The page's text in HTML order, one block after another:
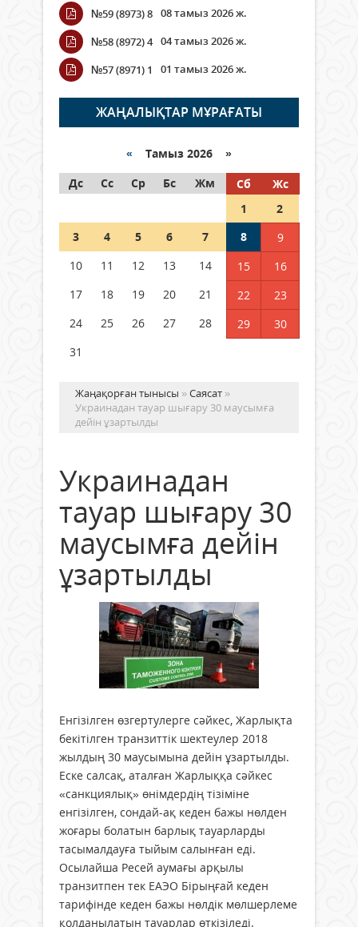
06 тамыз 2026 ж.
Wi-Fi ҚАБЫРҒА АРҚЫЛЫ ҚАЛАЙ
ӨТЕДІ?
06 тамыз 2026 ж. 265
граждане Казахстана,
05 тамыз 2026 ж. 146
Шетелде жүрген Қазақстан
азаматтары қалай дауыс бере
№59 (8973) 8 08 тамыз 2026 ж.
№58 (8972) 4 04 тамыз 2026 ж.
№57 (8971) 1
01 тамыз 2026 ж.
ЖАҢАЛЫҚТАР МҰРАҒАТЫ
« Тамыз 2026 »
Дс
Сс Ср Бс Жм Сб
Жс
1
2
3
4 5 6 7 8
9
10
11 12 13 14 15
16
17
18 19 20 21 22
23
24
25 26 27 28 29
30
31
Жаңақорған тынысы »Саясат »
Украинадан тауар шығару 30 маусымға
дейін ұзартылды
Украинадан
тауар шығару 30
маусымға дейін
ұзартылды
Енгізілген өзгертулерге сәйкес, Жарлықта
бекітілген транзиттік шектеулер 2018
жылдың 30 маусымына дейін ұзартылды.
Еске салсақ, аталған Жарлыққа сәйкес
«санкциялық» өнімдердің тізіміне
енгізілген, сондай-ақ кеден бажы нөлден
жоғары болатын барлық тауарларды
тасымалдауға тыйым салынған еді.
Осылайша Ресей аумағы арқылы
транзитпен тек ЕАЭО Бірыңғай кеден
тарифінде кеден бажы нөлдік мөлшерлеме
қолданылатын тауарлар өткізіледі.